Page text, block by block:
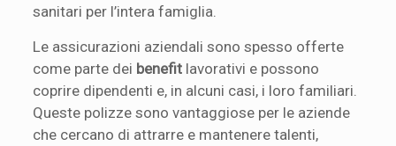
sanitari per l’intera famiglia.
Le assicurazioni aziendali sono spesso offerte
come parte dei benefit lavorativi e possono
coprire dipendenti e, in alcuni casi, i loro familiari.
Queste polizze sono vantaggiose per le aziende
che cercano di attrarre e mantenere talenti,